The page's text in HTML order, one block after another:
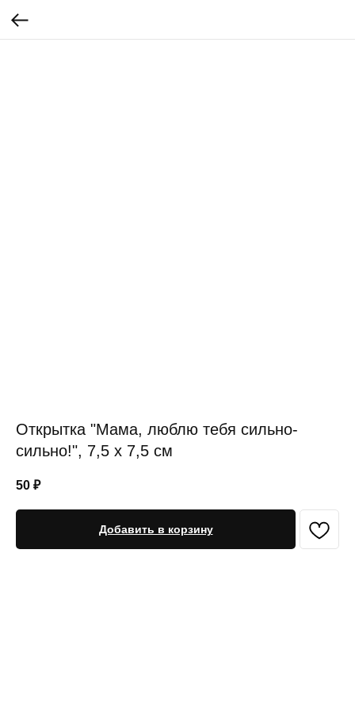
Открытка "Мама, люблю тебя сильно-
сильно!", 7,5 х 7,5 см
50 ₽
Добавить в корзину